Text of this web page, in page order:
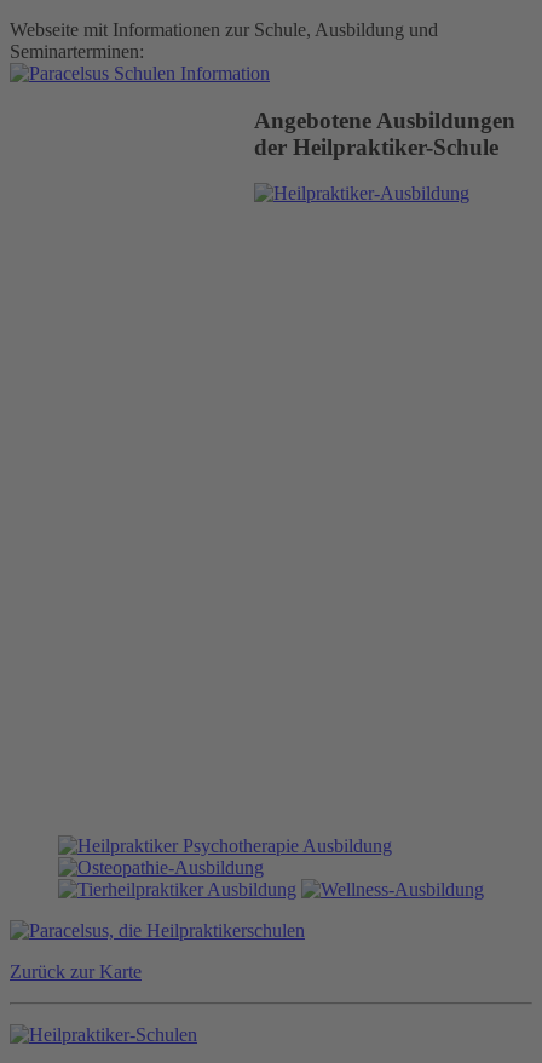
Webseite mit Informationen zur Schule, Ausbildung und
Seminarterminen:
Angebotene Ausbildungen
der Heilpraktiker-Schule
Zurück zur Karte